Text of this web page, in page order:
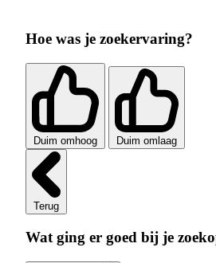
Hoe was je zoekervaring?
Duim omhoog Duim omlaag
Terug
Wat ging er goed bij je